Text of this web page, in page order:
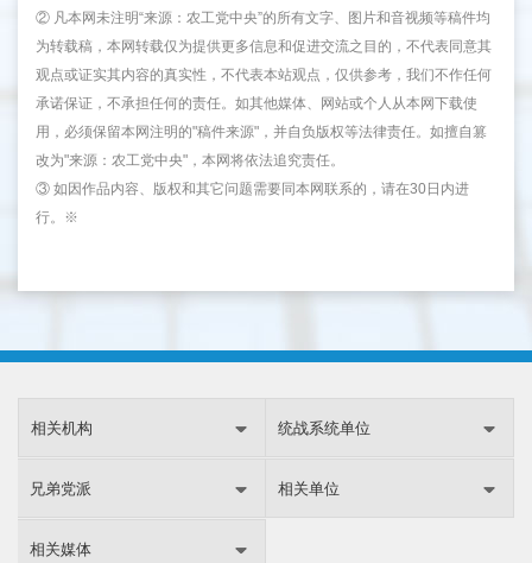
② 凡本网未注明“来源：农工党中央”的所有文字、图片和音视频等稿件均
为转载稿，本网转载仅为提供更多信息和促进交流之目的，不代表同意其
观点或证实其内容的真实性，不代表本站观点，仅供参考，我们不作任何
承诺保证，不承担任何的责任。如其他媒体、网站或个人从本网下载使
用，必须保留本网注明的"稿件来源"，并自负版权等法律责任。如擅自篡
改为"来源：农工党中央"，本网将依法追究责任。
③ 如因作品内容、版权和其它问题需要同本网联系的，请在30日内进
行。※
相关机构 统战系统单位
兄弟党派 相关单位
相关媒体